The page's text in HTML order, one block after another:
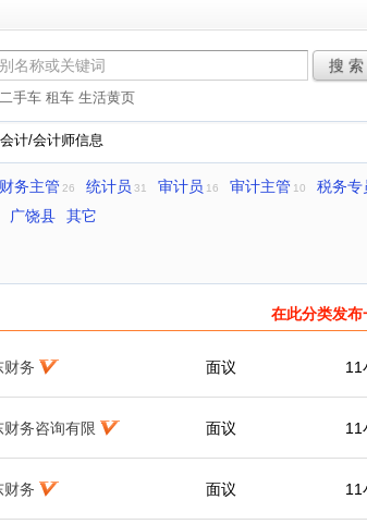
搜 索
二手车 租车 生活黄页
计/会计师信息
财务主管 26 统计员 31 审计员 16 审计主管 10 税务专
广饶县 其它
在此分类发布
财务 面议 11
财务咨询有限 面议 11
财务 面议 11